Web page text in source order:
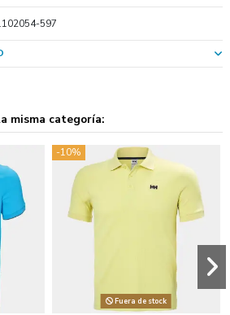
597
misma categoría:
-10%
Fuera de stock